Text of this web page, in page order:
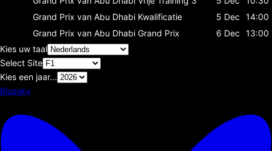
Grand Prix van Abu Dhabi Kwalificatie 5 Dec
14:00
Grand Prix van Abu Dhabi Grand Prix 6 Dec
13:00
Kies uw taal
Select Site
Kies een jaar...
Bluesky